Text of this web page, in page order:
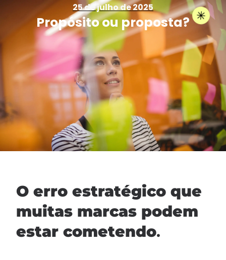
25 de julho de 2025
Propósito ou proposta?
O erro estratégico que
muitas marcas podem
estar cometendo.